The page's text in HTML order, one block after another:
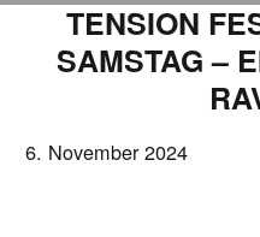
TENSION
SAMSTAG –
6. November 2024